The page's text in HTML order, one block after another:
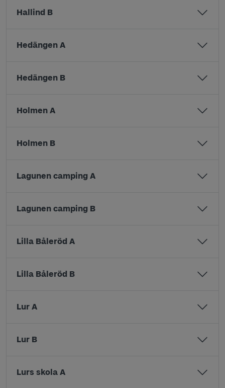
Hallind B
Hedängen A
Hedängen B
Holmen A
Holmen B
Lagunen camping A
Lagunen camping B
Lilla Båleröd A
Lilla Båleröd B
Lur A
Lur B
Lurs skola A